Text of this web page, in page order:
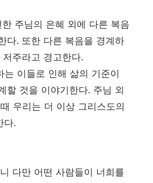
주님의 은혜 외에 다른 복음
다. 또한 다른 복음을 경계하
주라고 경고한다.
는 이들로 인해 삶의 기준이
할 것을 이야기한다. 주님 외
우리는 더 이상 그리스도의
다.
다만 어떤 사람들이 너희를